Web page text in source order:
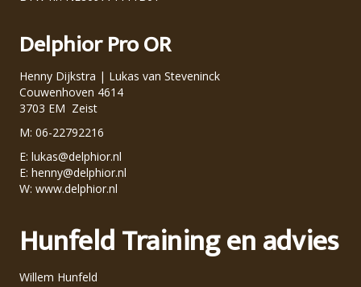
Delphior Pro OR
Henny Dijkstra | Lukas van Steveninck
Couwenhoven 4614
3703 EM Zeist
M: 06-22792216
E: lukas@delphior.nl
E: henny@delphior.nl
W: www.delphior.nl
Hunfeld Training en advies
Willem Hunfeld